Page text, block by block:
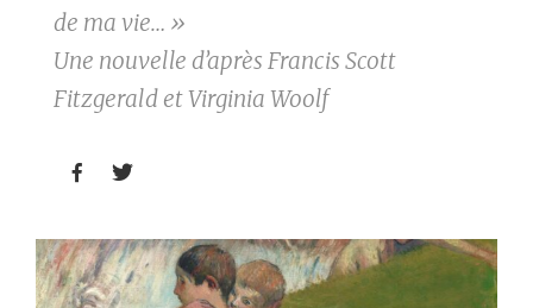
de ma vie… »
Une nouvelle d’après Francis Scott
Fitzgerald et Virginia Woolf
 